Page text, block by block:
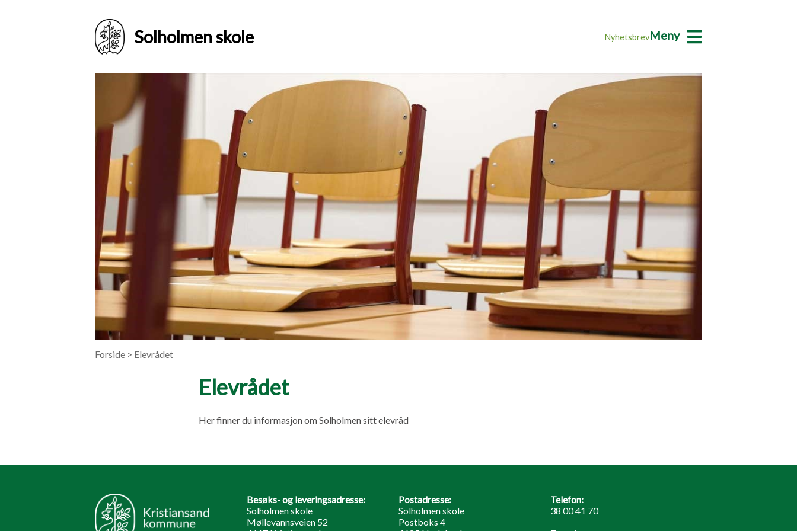
Solholmen skole NyhetsbrevMeny
Forside > Elevrådet
Elevrådet
Her finner du informasjon om Solholmen sitt elevråd
Besøks- og leveringsadresse:
Solholmen skole
Møllevannsveien 52
Postadresse:
Solholmen skole
Postboks 4
Telefon:
38 00 41 70